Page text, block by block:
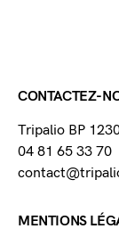
CONTACTEZ-
Tripalio BP
04 81 65 33 70
MENTIONS